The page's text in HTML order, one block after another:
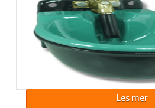
Les mer